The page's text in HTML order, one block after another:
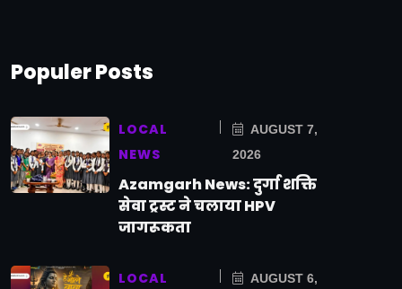
Populer Posts
LOCAL
NEWS
AUGUST 7,
2026
Azamgarh News: दुर्गा शक्ति
सेवा ट्रस्ट ने चलाया HPV
जागरूकता
LOCAL
AUGUST 6,